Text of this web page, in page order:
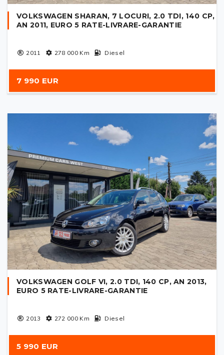
VOLKSWAGEN SHARAN, 7 LOCURI, 2.0 TDI, 140 CP,
AN 2011, EURO 5 RATE-LIVRARE-GARANTIE
2011 278 000Km Diesel
7 990 EUR
VOLKSWAGEN GOLF VI, 2.0 TDI, 140 CP, AN 2013,
EURO 5 RATE-LIVRARE-GARANTIE
2013 272 000Km Diesel
5 990 EUR